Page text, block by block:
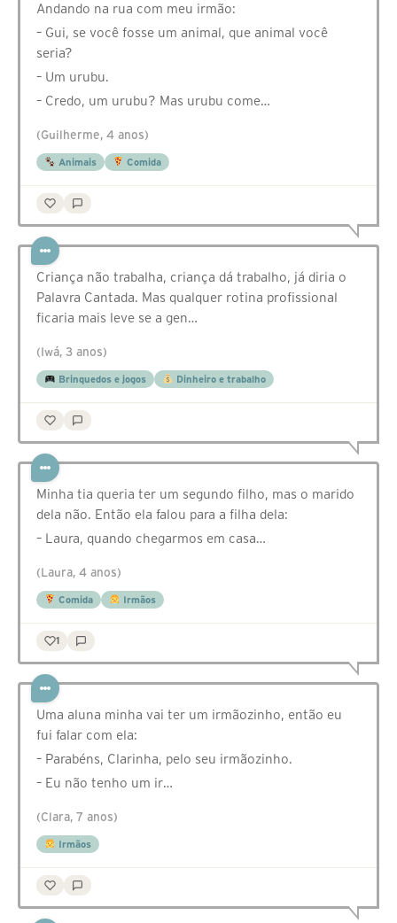
Andando na rua com meu irmão:
– Gui, se você fosse um animal, que animal você
seria?
– Um urubu.
– Credo, um urubu? Mas urubu come…
(Guilherme, 4 anos)
Animais Comida
Criança não trabalha, criança dá trabalho, já diria o
Palavra Cantada. Mas qualquer rotina profissional
ficaria mais leve se a gen…
(Iwá, 3 anos)
Brinquedos e jogos Dinheiro e trabalho
Minha tia queria ter um segundo filho, mas o marido
dela não. Então ela falou para a filha dela:
– Laura, quando chegarmos em casa…
(Laura, 4 anos)
Comida Irmãos
1
Uma aluna minha vai ter um irmãozinho, então eu
fui falar com ela:
– Parabéns, Clarinha, pelo seu irmãozinho.
– Eu não tenho um ir…
(Clara, 7 anos)
Irmãos